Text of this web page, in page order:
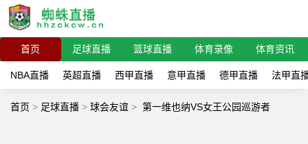
首页 足球直播 篮球直播 体育录像 体育资讯
NBA直播 英超直播 西甲直播 意甲直播 德甲直播 法甲直
首页 > 足球直播 > 球会友谊 > 第一维也纳VS女王公园巡游者